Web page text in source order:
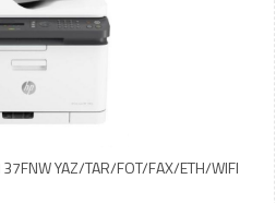
YAZ/TAR/FOT/FAX/ETH/WIFI